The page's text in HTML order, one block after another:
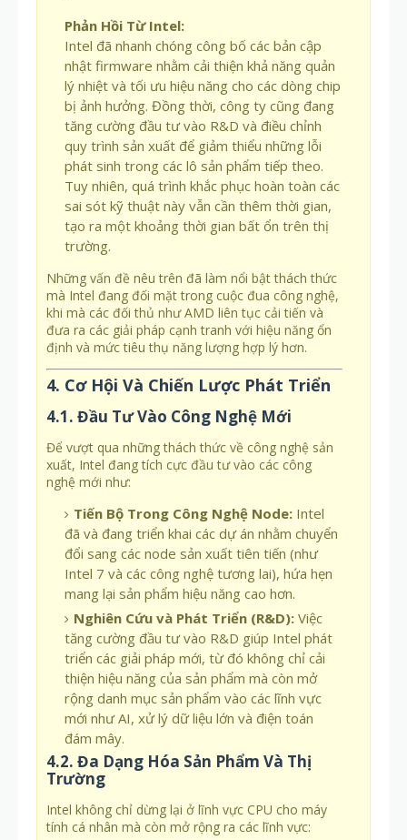
Phản Hồi Từ Intel:
Intel đã nhanh chóng công bố các bản cập
nhật firmware nhằm cải thiện khả năng quản
lý nhiệt và tối ưu hiệu năng cho các dòng chip
bị ảnh hưởng. Đồng thời, công ty cũng đang
tăng cường đầu tư vào R&D và điều chỉnh
quy trình sản xuất để giảm thiểu những lỗi
phát sinh trong các lô sản phẩm tiếp theo.
Tuy nhiên, quá trình khắc phục hoàn toàn các
sai sót kỹ thuật này vẫn cần thêm thời gian,
tạo ra một khoảng thời gian bất ổn trên thị
trường.
Những vấn đề nêu trên đã làm nổi bật thách thức
mà Intel đang đối mặt trong cuộc đua công nghệ,
khi mà các đối thủ như AMD liên tục cải tiến và
đưa ra các giải pháp cạnh tranh với hiệu năng ổn
định và mức tiêu thụ năng lượng hợp lý hơn.
4. Cơ Hội Và Chiến Lược Phát Triển
4.1. Đầu Tư Vào Công Nghệ Mới
Để vượt qua những thách thức về công nghệ sản
xuất, Intel đang tích cực đầu tư vào các công
nghệ mới như:
Tiến Bộ Trong Công Nghệ Node: Intel
đã và đang triển khai các dự án nhằm chuyển
đổi sang các node sản xuất tiên tiến (như
Intel 7 và các công nghệ tương lai), hứa hẹn
mang lại sản phẩm hiệu năng cao hơn.
Nghiên Cứu và Phát Triển (R&D): Việc
tăng cường đầu tư vào R&D giúp Intel phát
triển các giải pháp mới, từ đó không chỉ cải
thiện hiệu năng của sản phẩm mà còn mở
rộng danh mục sản phẩm vào các lĩnh vực
mới như AI, xử lý dữ liệu lớn và điện toán
đám mây.
4.2. Đa Dạng Hóa Sản Phẩm Và Thị
Trường
Intel không chỉ dừng lại ở lĩnh vực CPU cho máy
tính cá nhân mà còn mở rộng ra các lĩnh vực: